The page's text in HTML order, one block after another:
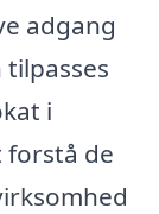
adgang
i
forstå de